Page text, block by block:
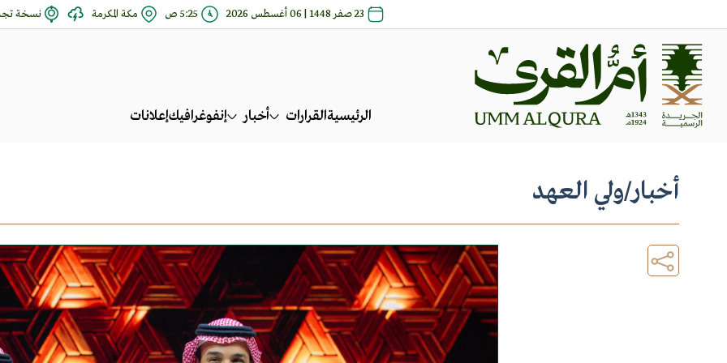
23 صفر 1448 | 06 أغسطس 2026 5:25 ص مكة المكرمة نسخة
الرئيسيةالقرارات أخبار إنفوغرافيكإعلانات
أخبار/ولي العهد